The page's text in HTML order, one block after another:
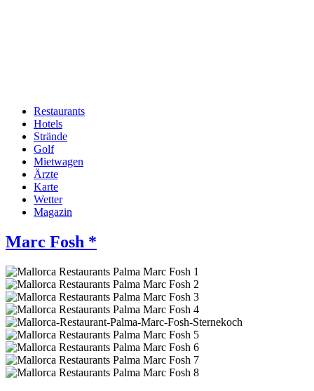
Hauptnavigation
Restaurants
Hotels
Strände
Golf
Mietwagen
Ärzte
Karte
Wetter
Magazin
Marc Fosh *